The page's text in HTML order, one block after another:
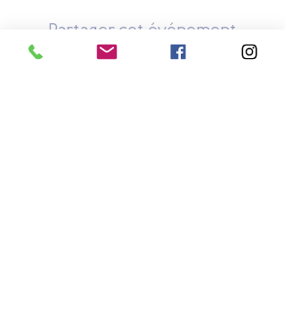
Partager cet événement